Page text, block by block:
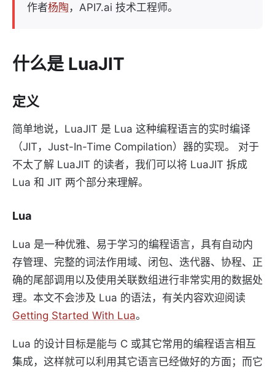
作者杨陶 ，API7.ai 技术工程师。
什么是 LuaJIT
定义
简单地说，LuaJIT 是 Lua 这种编程语言的实时编译
（JIT，Just-In-Time Compilation）器的实现。 对于
不太了解 LuaJIT 的读者，我们可以将 LuaJIT 拆成
Lua 和 JIT 两个部分来理解。
Lua
Lua 是一种优雅、易于学习的编程语言，具有自动内
存管理、完整的词法作用域、闭包、迭代器、协程、正
确的尾部调用以及使用关联数组进行非常实用的数据处
理。本文不会涉及 Lua 的语法，有关内容欢迎阅读
Getting Started With Lua。
Lua 的设计目标是能与 C 或其它常用的编程语言相互
集成，这样就可以利用其它语言已经做好的方面；而它